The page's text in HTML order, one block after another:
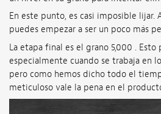
En este punto, es casi imposible lijar.
puedes empezar a ser un poco más
La etapa final es el grano 5,000 .
especialmente cuando se trabaja en
pero como hemos dicho todo el
meticuloso vale la pena en el